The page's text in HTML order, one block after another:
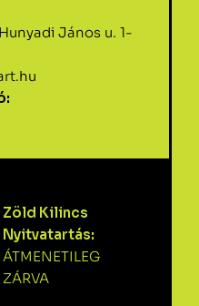
János u. 1-
Zöld Kilincs
Nyitvatartás:
ÁTMENETILEG
ZÁRVA